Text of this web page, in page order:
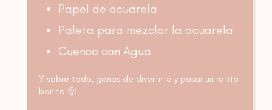
Papel de acuarela
Paleta para mezclar la acuarela
Cuenco con Agua
Y sobre todo, ganas de divertirte y pasar un ratito
bonito 🙂